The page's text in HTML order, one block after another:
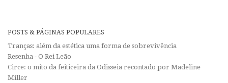
POSTS & PÁGINAS POPULARES
Tranças: além da estética uma forma de sobrevivência
Resenha - O Rei Leão
Circe: o mito da feiticeira da Odisseia recontado por Madeline
Miller